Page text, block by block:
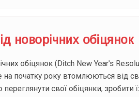
новорічних обіцянок
обіцянок (Ditch New Year's
початку року втомлюються від
свої обіцянки, зробити